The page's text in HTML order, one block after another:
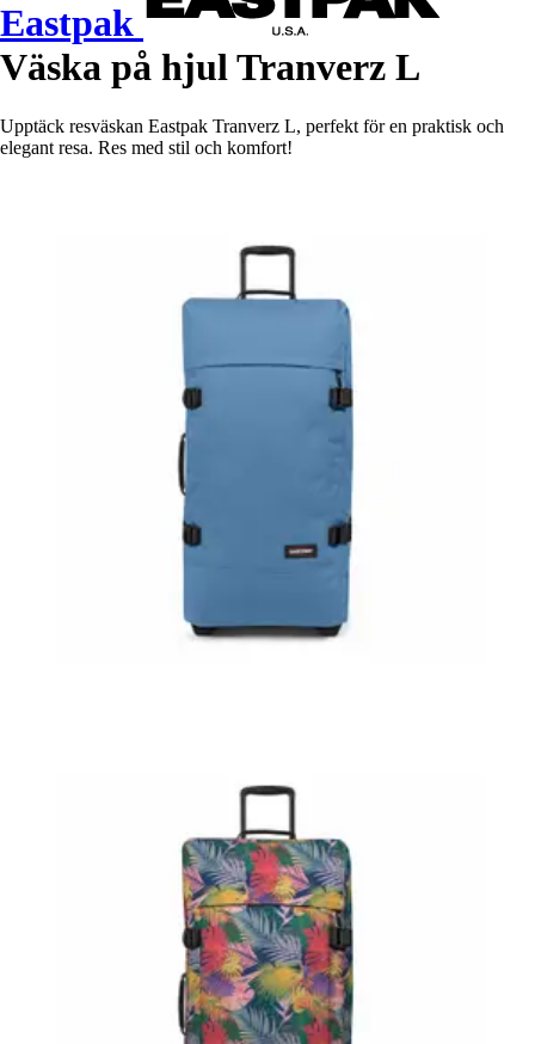
Eastpak
Väska på hjul Tranverz L
Upptäck resväskan Eastpak Tranverz L, perfekt för en praktisk och
elegant resa. Res med stil och komfort!